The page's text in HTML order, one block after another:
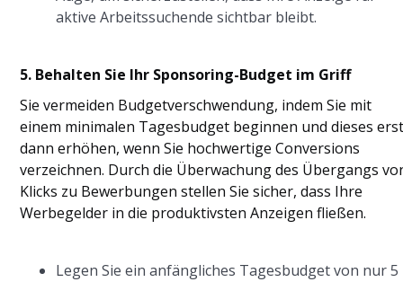
aktive Arbeitssuchende sichtbar bleibt.
5. Behalten Sie Ihr Sponsoring-Budget im Griff
Sie vermeiden Budgetverschwendung, indem Sie mit
einem minimalen Tagesbudget beginnen und dieses
dann erhöhen, wenn Sie hochwertige Conversions
verzeichnen. Durch die Überwachung des Übergangs
Klicks zu Bewerbungen stellen Sie sicher, dass Ihre
Werbegelder in die produktivsten Anzeigen fließen.
Legen Sie ein anfängliches Tagesbudget von nur 5